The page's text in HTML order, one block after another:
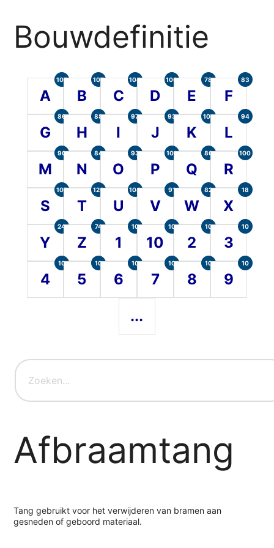
Bouwdefinitie
A
105
B
107
C
104
D
100
E
78
F
83
G
86
H
88
I
97
J
93
K
101
L
94
M
90
N
84
O
93
P
101
Q
80
R
100
S
107
T
120
U
104
V
91
W
82
X
18
Y
24
Z
74
1
10
10
10
2
10
3
10
4
10
5
10
6
10
7
10
8
10
9
10
...
Afbraamtang
Tang gebruikt voor het verwijderen van bramen aan
gesneden of geboord materiaal.